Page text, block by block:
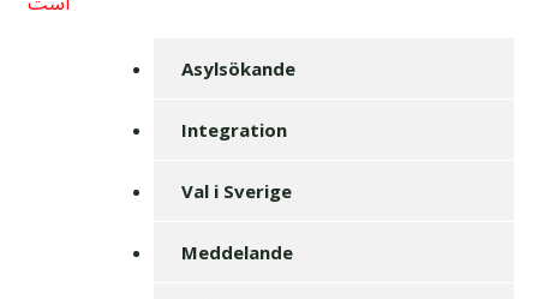
Asylsökande
Integration
Val i Sverige
Meddelande